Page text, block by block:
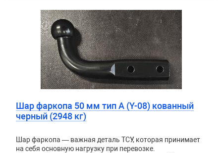
Шар фаркопа 50 мм тип A (Y-08) кованный
черный (2948 кг)
Шар фаркопа — важная деталь ТСУ, которая принимает
на себя основную нагрузку при перевозке.